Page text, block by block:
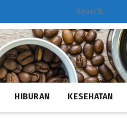
HIBURAN KESEHATAN